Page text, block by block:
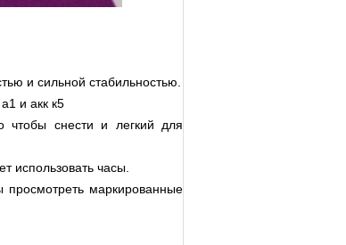
и сильной стабильностью.
и акк к5
чтобы снести и легкий для
использовать часы.
маркированные